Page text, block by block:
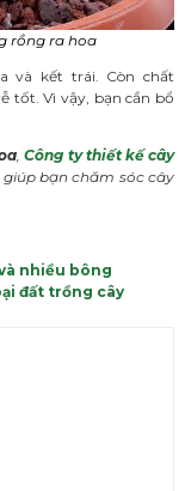
rồng ra hoa
và kết trái. Còn chất
tốt. Vì vậy, bạn cần bổ
Công ty thiết kế cây
bạn chăm sóc cây
nhiều bông
đất trồng cây